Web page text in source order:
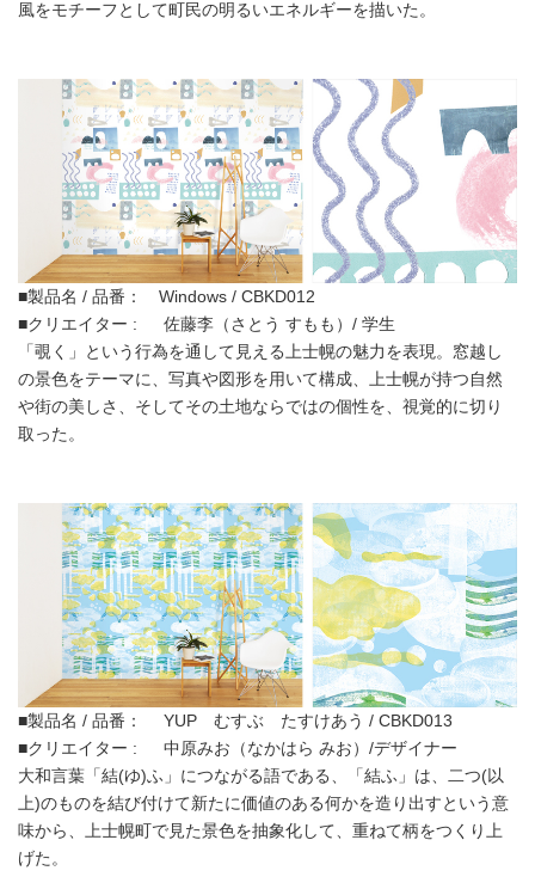
風をモチーフとして町民の明るいエネルギーを描いた。
■製品名 / 品番： Windows / CBKD012
■クリエイター : 佐藤李（さとう すもも）/ 学生
「覗く」という行為を通して見える上士幌の魅力を表現。窓越し
の景色をテーマに、写真や図形を用いて構成、上士幌が持つ自然
や街の美しさ、そしてその土地ならではの個性を、視覚的に切り
取った。
■製品名 / 品番： YUP むすぶ たすけあう / CBKD013
■クリエイター : 中原みお（なかはら みお）/デザイナー
大和言葉「結(ゆ)ふ」につながる語である、「結ふ」は、二つ(以
上)のものを結び付けて新たに価値のある何かを造り出すという意
味から、上士幌町で見た景色を抽象化して、重ねて柄をつくり上
げた。